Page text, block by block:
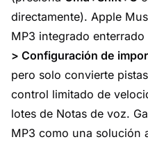
directamente). Apple
MP3 integrado enterrado
> Configuración de
pero solo convierte
control limitado de
lotes de Notas de voz.
MP3 como una solución